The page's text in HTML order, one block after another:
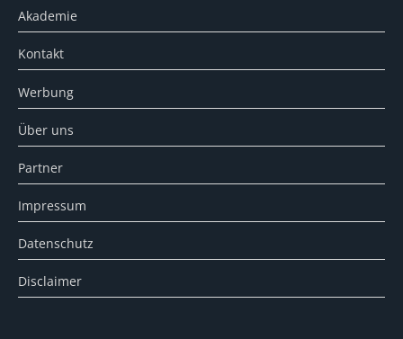
Akademie
Kontakt
Werbung
Über uns
Partner
Impressum
Datenschutz
Disclaimer